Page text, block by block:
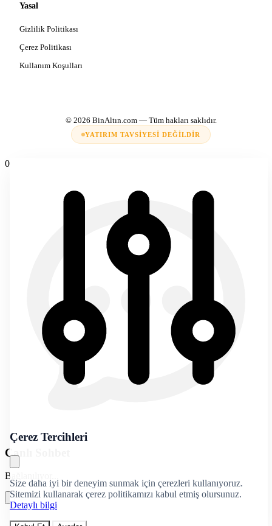
Yasal
Gizlilik Politikası
Çerez Politikası
Kullanım Koşulları
© 2026 BinAltın.com— Tüm hakları saklıdır.
YATIRIM TAVSIYESI DEĞILDIR
Çerez Tercihleri
Size daha iyi bir deneyim sunmak için çerezleri kullanıyoruz.
Sitemizi kullanarak çerez politikamızı kabul etmiş olursunuz.
Detaylı bilgi
0
Canlı Sohbet
Bağlanılıyor...